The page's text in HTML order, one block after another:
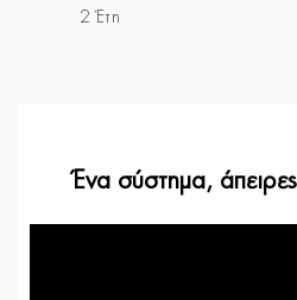
2 Έτη
Ένα σύστημα, άπειρες